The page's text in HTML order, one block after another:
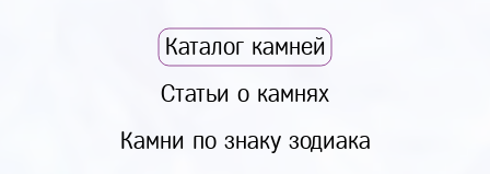
Каталог камней
Статьи о камнях
Камни по знаку зодиака